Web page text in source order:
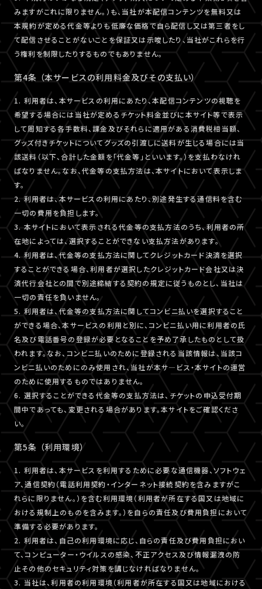
みますがこれに限りません。）も、当社が本配信コンテンツを無料又は
本規約が定める代金等よりも低廉な価格で自ら配信し又は第三者をし
て配信させることがないことを保証又は示唆したり、当社がこれらを行
う権利を制限したりするものでもありません。
第4条 （本サービスの利用料金及びその支払い）
1. 利用者は、本サービスの利用にあたり、本配信コンテンツの視聴を
希望する場合には当社が定めるチケット料金並びに本サイト等で表示
して周知する各手数料、課金及びそれらに適用がある消費税相当額、
グッズ付きチケットについてグッズの引渡しに送料が生じる場合には当
該送料（以下、合計した金額を「代金等」といいます。）を支払わなけれ
ばなりません。なお、代金等の支払方法は、本サイトにおいて表示しま
す。
2. 利用者は、本サービスの利用にあたり、別途発生する通信料を含む
一切の費用を負担します。
3. 本サイトにおいて表示される代金等の支払方法のうち、利用者の所
在地によっては、選択することができない支払方法があります。
4. 利用者は、代金等の支払方法に関してクレジットカード決済を選択
することができる場合、利用者が選択したクレジットカード会社又は決
済代行会社との間で別途締結する契約の規定に従うものとし、当社は
一切の責任を負いません。
5. 利用者は、代金等の支払方法に関してコンビニ払いを選択すること
ができる場合、本サービスの利用と別に、コンビニ払い用に利用者の氏
名及び電話番号の登録が必要となることを予め了承したものとして扱
われます。なお、コンビニ払いのために登録される当該情報は、当該コ
ンビニ払いのためにのみ使用され、当社が本サ―ビス・本サイトの運営
のために使用するものではありません。
6. 選択することができる代金等の支払方法は、チケットの申込受付期
間中であっても、変更される場合があります。本サイトをご確認くださ
い。
第5条 （利用環境）
1. 利用者は、本サービスを利用するために必要な通信機器、ソフトウェ
ア、通信契約（電話利用契約・インターネット接続契約を含みますがこ
れらに限りません。）を含む利用環境（利用者が所在する国又は地域に
おける規制上のものを含みます。）を自らの責任及び費用負担において
準備する必要があります。
2. 利用者は、自己の利用環境に応じ、自らの責任及び費用負担におい
て、コンピューター・ウイルスの感染、不正アクセス及び情報漏洩の防
止その他のセキュリティ対策を講じなければなりません。
3. 当社は、利用者の利用環境（利用者が所在する国又は地域における